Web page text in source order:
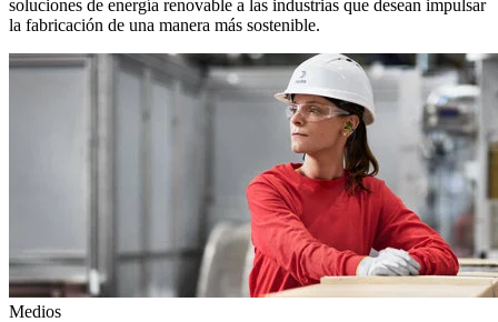
soluciones de energía renovable a las industrias que desean impulsar
la fabricación de una manera más sostenible.
Medios